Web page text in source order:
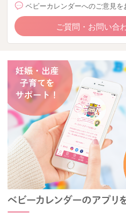
ベビーカレンダーへのご意見
ご質問・お問い合